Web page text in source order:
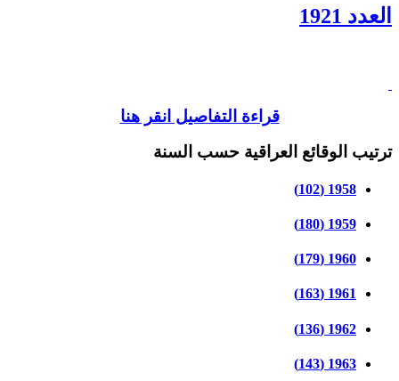
العدد 1921
قراءة التفاصيل انقر هنا
ترتيب الوقائع العراقية حسب السنة
1958 (102)
1959 (180)
1960 (179)
1961 (163)
1962 (136)
1963 (143)